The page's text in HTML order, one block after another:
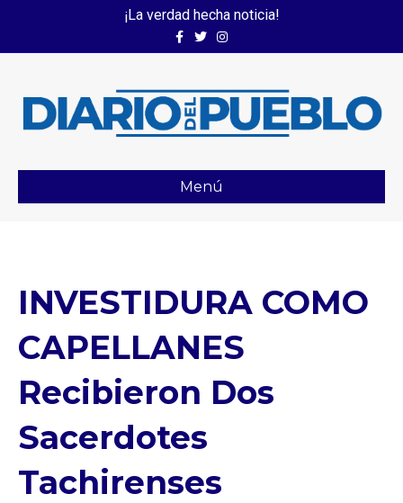
¡La verdad hecha noticia!
FacebookTwitterInstagram
Menú
INVESTIDURA COMO
CAPELLANES
Recibieron Dos
Sacerdotes
Tachirenses